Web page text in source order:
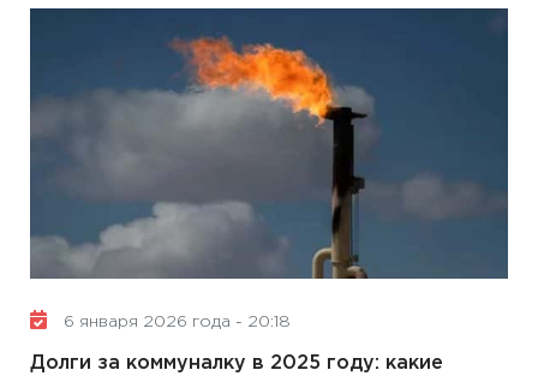
6 января 2026 года - 20:18
Долги за коммуналку в 2025 году: какие